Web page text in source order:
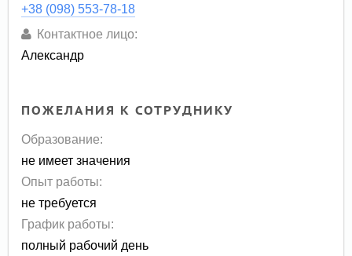
+38 (098) 553-78-18
Контактное лицо:
Александр
ПОЖЕЛАНИЯ К СОТРУДНИКУ
Образование:
не имеет значения
Опыт работы:
не требуется
График работы:
полный рабочий день